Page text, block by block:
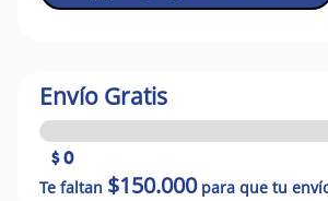
Envío Gratis
$ 0
Te faltan $150.000para que tu